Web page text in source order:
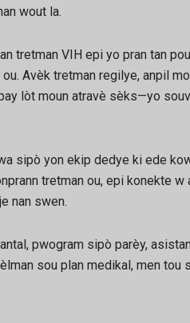
wout la.
tretman VIH epi yo pran tan
Avèk tretman regilye, anpil
lòt moun atravè sèks—yo
sipò yon ekip dedye ki ede
tretman ou, epi konekte w
nan swen.
pwogram sipò parèy,
sou plan medikal, men tou